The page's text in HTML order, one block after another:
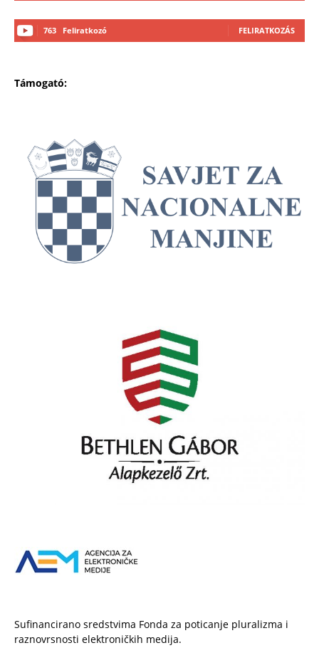
763 Feliratkozó FELIRATKOZÁS
Támogató:
Sufinancirano sredstvima Fonda za poticanje pluralizma i
raznovrsnosti elektroničkih medija.